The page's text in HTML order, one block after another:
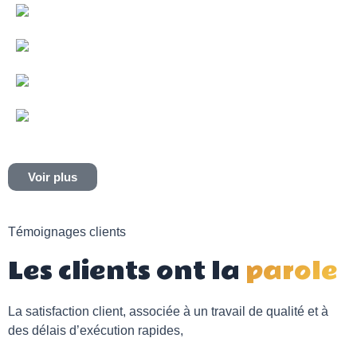
Voir plus
Témoignages clients
Les clients ont la parole
La satisfaction client, associée à un travail de qualité et à
des délais d’exécution rapides,